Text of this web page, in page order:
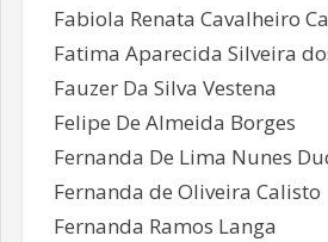
Fabiola Renata Cavalheiro
Fatima Aparecida Silveira
Fauzer Da Silva Vestena
Felipe De Almeida Borges
Fernanda De Lima Nunes
Fernanda de Oliveira Calisto
Fernanda Ramos Langa